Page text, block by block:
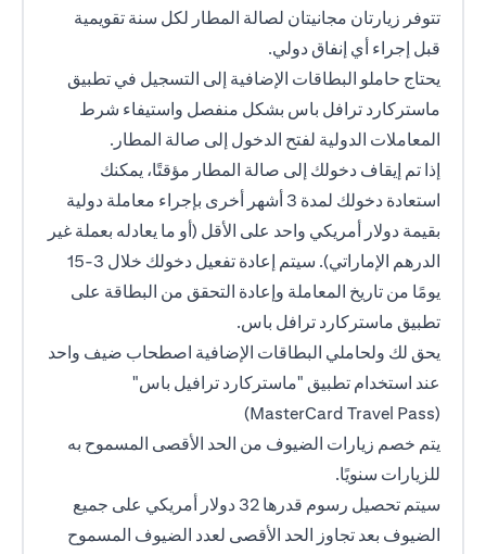
تتوفر زيارتان مجانيتان لصالة المطار لكل سنة تقويمية
قبل إجراء أي إنفاق دولي.
يحتاج حاملو البطاقات الإضافية إلى التسجيل في تطبيق
ماستركارد ترافل باس بشكل منفصل واستيفاء شرط
المعاملات الدولية لفتح الدخول إلى صالة المطار.
إذا تم إيقاف دخولك إلى صالة المطار مؤقتًا، يمكنك
استعادة دخولك لمدة 3 أشهر أخرى بإجراء معاملة دولية
بقيمة دولار أمريكي واحد على الأقل (أو ما يعادله بعملة غير
الدرهم الإماراتي). سيتم إعادة تفعيل دخولك خلال 3-15
يومًا من تاريخ المعاملة وإعادة التحقق من البطاقة على
تطبيق ماستركارد ترافل باس.
يحق لك ولحاملي البطاقات الإضافية اصطحاب ضيف واحد
عند استخدام تطبيق "ماستركارد ترافيل باس"
(MasterCard Travel Pass)
يتم خصم زيارات الضيوف من الحد الأقصى المسموح به
للزيارات سنويًا.
سيتم تحصيل رسوم قدرها 32 دولار أمريكي على جميع
الضيوف بعد تجاوز الحد الأقصى لعدد الضيوف المسموح